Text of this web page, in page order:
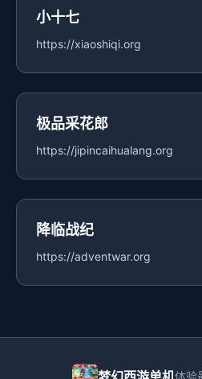
小十七
https://xiaoshiqi.org
极品采花郎
https://jipincaihualang.org
降临战纪
https://adventwar.org
体验